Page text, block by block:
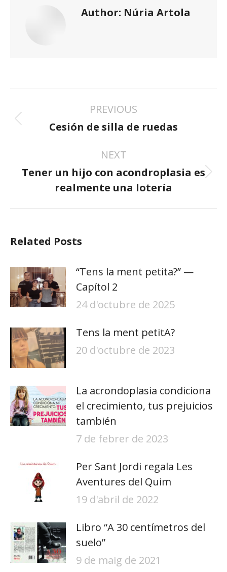
Author: Núria Artola
NAVIGATION
PREVIOUS
Previous
Cesión de silla de ruedas
NEXT
Next
post:
Tener un hijo con acondroplasia es
realmente una lotería
Related Posts
“Tens la ment petita?” —
Capítol 2
24 d'octubre de 2025
Tens la ment petitA?
20 d'octubre de 2023
La acrondoplasia condiciona
el crecimiento, tus prejuicios
también
7 de febrer de 2023
Per Sant Jordi regala Les
Aventures del Quim
19 d'abril de 2022
Libro “A 30 centímetros del
suelo”
9 de maig de 2021